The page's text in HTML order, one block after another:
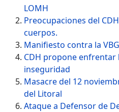
LOMH
Preocupaciones del
cuerpos.
Manifiesto contra la
CDH propone enfrentar
inseguridad
Masacre del 12
del Litoral
Ataque a Defensor de